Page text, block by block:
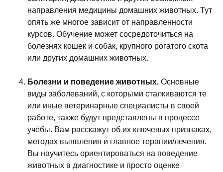
направления медицины домашних животных. Тут
опять же многое зависит от направленности
курсов. Обучение может сосредоточиться на
болезнях кошек и собак, крупного рогатого скота
или других домашних животных.
Болезни и поведение животных. Основные
виды заболеваний, с которыми сталкиваются те
или иные ветеринарные специалисты в своей
работе, также будут представлены в процессе
учёбы. Вам расскажут об их ключевых признаках,
методах выявления и главное терапии/лечения.
Вы научитесь ориентироваться на поведение
животных в диагностике и просто оценке